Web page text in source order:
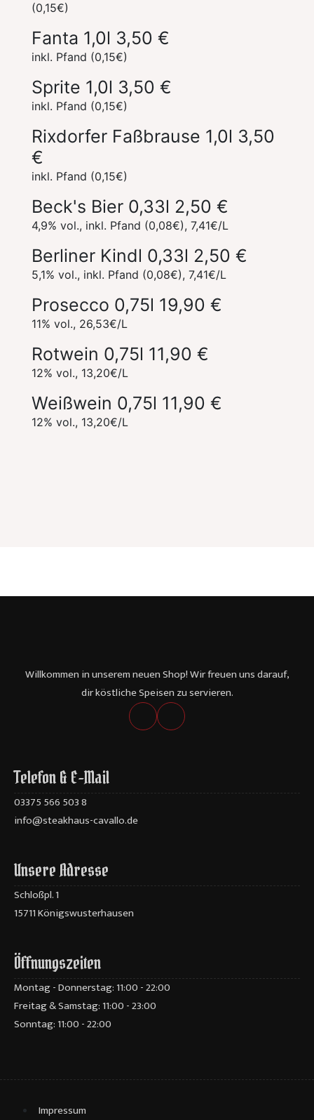
(0,15€)
Fanta 1,0l 3,50 €
inkl. Pfand (0,15€)
Sprite 1,0l 3,50 €
inkl. Pfand (0,15€)
Rixdorfer Faßbrause 1,0l 3,50
€
inkl. Pfand (0,15€)
Beck's Bier 0,33l 2,50 €
4,9% vol., inkl. Pfand (0,08€), 7,41€/L
Berliner Kindl 0,33l 2,50 €
5,1% vol., inkl. Pfand (0,08€), 7,41€/L
Prosecco 0,75l 19,90 €
11% vol., 26,53€/L
Rotwein 0,75l 11,90 €
12% vol., 13,20€/L
Weißwein 0,75l 11,90 €
12% vol., 13,20€/L
Willkommen in unserem neuen Shop! Wir freuen uns darauf,
dir köstliche Speisen zu servieren.
Telefon & E-Mail
03375 566 503 8
info@steakhaus-cavallo.de
Unsere Adresse
Schloßpl. 1
15711 Königswusterhausen
Öffnungszeiten
Montag - Donnerstag: 11:00 - 22:00
Freitag & Samstag: 11:00 - 23:00
Sonntag: 11:00 - 22:00
Impressum